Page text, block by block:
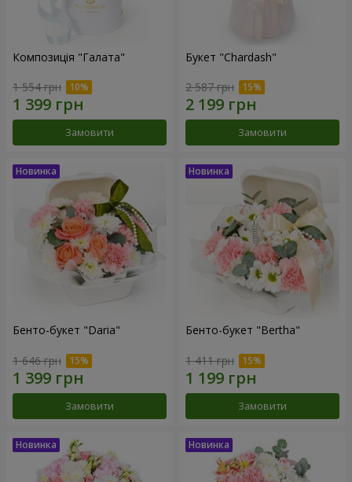
Композиція "Галата"
1 554 грн
Замовити
Букет "Chardash"
2 587 грн
Замовити
Бенто-букет "Daria"
1 646 грн
Замовити
Бенто-букет "Bertha"
1 411 грн
Замовити